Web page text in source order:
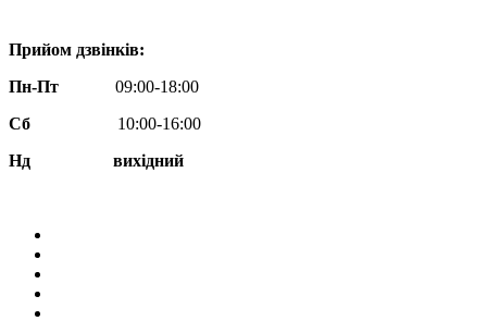
Прийом дзвінків:
Пн-Пт
09:00-18:00
Сб
10:00-16:00
Нд вихідний